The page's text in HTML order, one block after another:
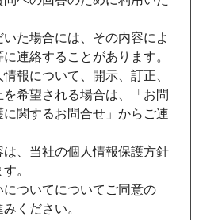
た場合には、その内容によ
連絡することがあります。
報について、開示、訂正、
希望される場合は、「お問
関するお問合せ」からご連
、当社の個人情報保護方針
。
ついてについてご同意の
ください。